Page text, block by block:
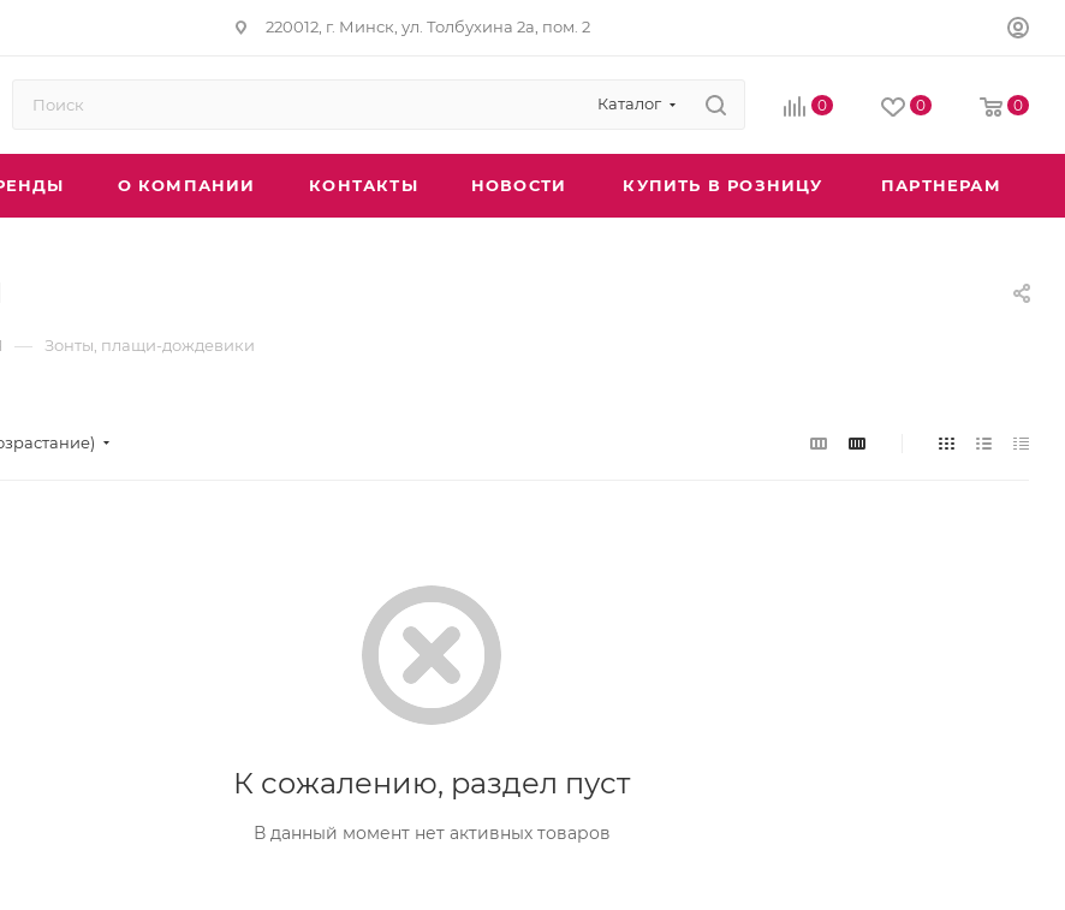
220012, г. Минск, ул. Толбухина 2а, пом. 2
Каталог 0 0 0
О КОМПАНИИ КОНТАКТЫ НОВОСТИ КУПИТЬ В РОЗНИЦУ ПАРТНЕРАМ
— Зонты, плащи-дождевики
К сожалению, раздел пуст
В данный момент нет активных товаров